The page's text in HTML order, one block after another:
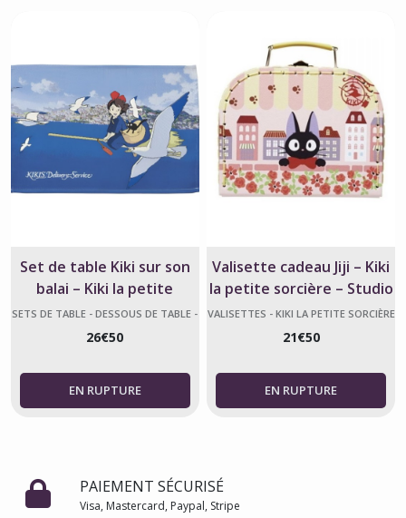
Set de table Kiki sur son
balai – Kiki la petite
sorcière
SETS DE TABLE - DESSOUS DE TABLE -
26€50
Valisette cadeau Jiji – Kiki
la petite sorcière – Studio
Ghibli
VALISETTES - KIKI LA PETITE SORCIÈRE
21€50
PAIEMENT SÉCURISÉ
Visa, Mastercard, Paypal, Stripe